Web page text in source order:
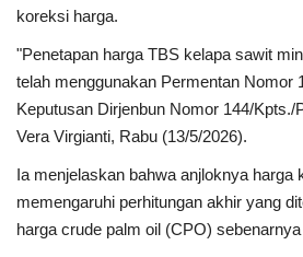
koreksi harga.
"Penetapan harga TBS kelapa sawit
telah menggunakan Permentan Nomor
Keputusan Dirjenbun Nomor 144/Kpts./
Vera Virgianti, Rabu (13/5/2026).
Ia menjelaskan bahwa anjloknya harga
memengaruhi perhitungan akhir yang
harga crude palm oil (CPO)